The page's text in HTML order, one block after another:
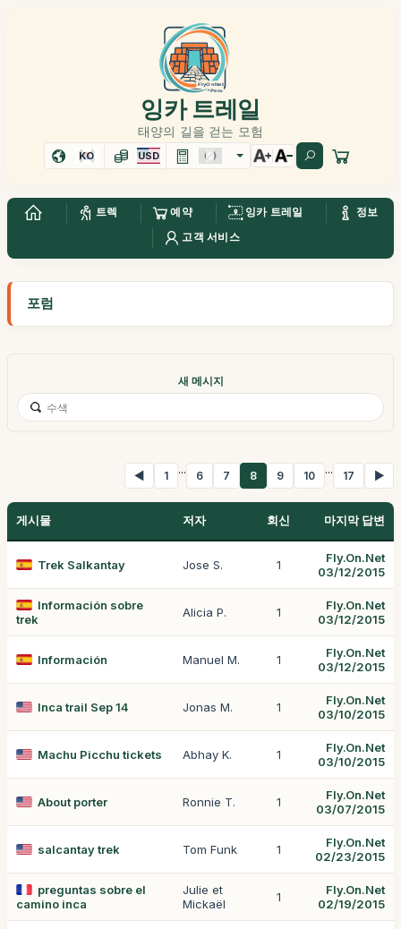
잉카 트레일
태양의 길을 걷는 모험
KO USD
트렉 예약 잉카 트레일
정보
고객 서비스
포럼
새 메시지
◀ 1 ... 6 7 8 9 10 ... 17 ▶
게시물 저자 회신 마지막 답변
Trek Salkantay Jose S. 1
Fly.On.Net
03/12/2015
Información sobre
trek
Alicia P. 1
Fly.On.Net
03/12/2015
Información Manuel M. 1
Fly.On.Net
03/12/2015
Inca trail Sep 14 Jonas M. 1
Fly.On.Net
03/10/2015
Machu Picchu tickets Abhay K. 1
Fly.On.Net
03/10/2015
About porter Ronnie T. 1
Fly.On.Net
03/07/2015
salcantay trek Tom Funk 1
Fly.On.Net
02/23/2015
preguntas sobre el
camino inca
Julie et
Mickaël
1
Fly.On.Net
02/19/2015